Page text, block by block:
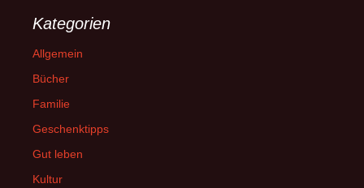
Kategorien
Allgemein
Bücher
Familie
Geschenktipps
Gut leben
Kultur